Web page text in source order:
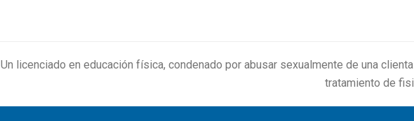
Un licenciado en educación física, condenado por abusar sexualmente de una
tratamiento de